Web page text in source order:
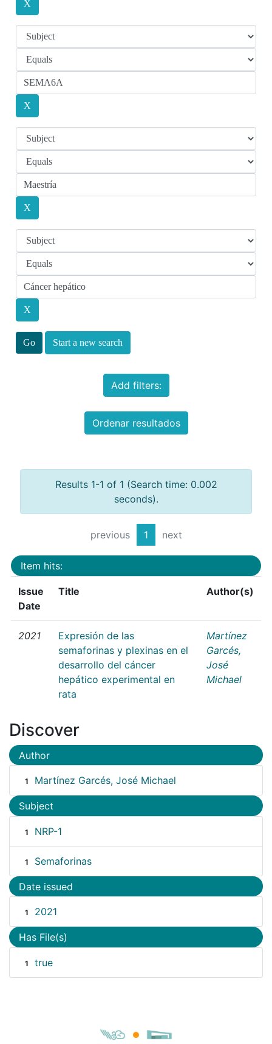
Start a new search
Add filters:
Ordenar resultados
Results 1-1 of 1 (Search time: 0.002
seconds).
previous 1 next
Item hits:
Issue
Date
Title Author(s)
2021
Expresión de las
semaforinas y plexinas en el
desarrollo del cáncer
hepático experimental en
rata
Martínez
Garcés,
José
Michael
Discover
Author
1 Martínez Garcés, José Michael
Subject
1 NRP-1
1 Semaforinas
Date issued
1 2021
Has File(s)
1 true